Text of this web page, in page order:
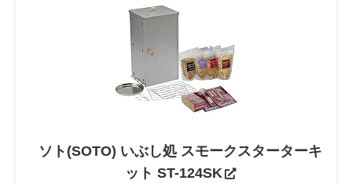
ソト(SOTO) いぶし処 スモークスターターキ
ット ST-124SK